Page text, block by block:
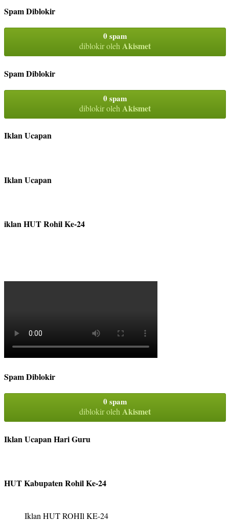
Spam Diblokir
0 spam
diblokir olehAkismet
Spam Diblokir
0 spam
diblokir oleh Akismet
Iklan Ucapan
Iklan Ucapan
iklan HUT Rohil Ke-24
Spam Diblokir
0 spam
diblokir olehAkismet
Iklan Ucapan Hari Guru
HUT Kabupaten Rohil Ke-24
Iklan HUT ROHIl KE-24